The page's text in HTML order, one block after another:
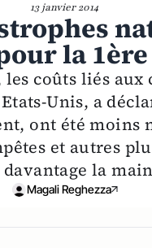
13 janvier 2014
la
coûts liés aux
Unis, a
ont été
et autres
la
Magali Reghezza